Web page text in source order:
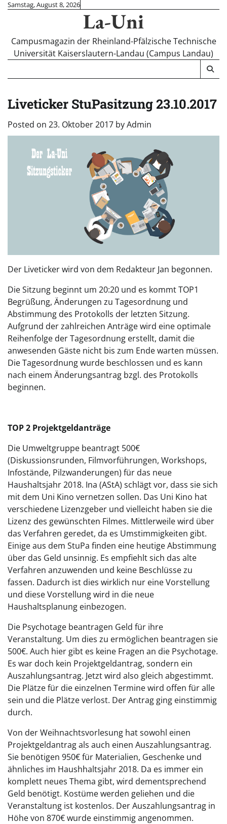
SkipSamstag, August 8, 2026
La-Uni
Campusmagazin der Rheinland-Pfälzische Technische
Universität Kaiserslautern-Landau (Campus Landau)
Liveticker StuPasitzung 23.10.2017
Posted on 23. Oktober 2017 byAdmin
Der Liveticker wird von dem Redakteur Jan begonnen.
Die Sitzung beginnt um 20:20 und es kommt TOP1
Begrüßung, Änderungen zu Tagesordnung und
Abstimmung des Protokolls der letzten Sitzung.
Aufgrund der zahlreichen Anträge wird eine optimale
Reihenfolge der Tagesordnung erstellt, damit die
anwesenden Gäste nicht bis zum Ende warten müssen.
Die Tagesordnung wurde beschlossen und es kann
nach einem Änderungsantrag bzgl. des Protokolls
beginnen.
TOP 2 Projektgeldanträge
Die Umweltgruppe beantragt 500€
(Diskussionsrunden, Filmvorführungen, Workshops,
Infostände, Pilzwanderungen) für das neue
Haushaltsjahr 2018. Ina (AStA) schlägt vor, dass sie sich
mit dem Uni Kino vernetzen sollen. Das Uni Kino hat
verschiedene Lizenzgeber und vielleicht haben sie die
Lizenz des gewünschten Filmes. Mittlerweile wird über
das Verfahren geredet, da es Umstimmigkeiten gibt.
Einige aus dem StuPa finden eine heutige Abstimmung
über das Geld unsinnig. Es empfiehlt sich das alte
Verfahren anzuwenden und keine Beschlüsse zu
fassen. Dadurch ist dies wirklich nur eine Vorstellung
und diese Vorstellung wird in die neue
Haushaltsplanung einbezogen.
Die Psychotage beantragen Geld für ihre
Veranstaltung. Um dies zu ermöglichen beantragen sie
500€. Auch hier gibt es keine Fragen an die Psychotage.
Es war doch kein Projektgeldantrag, sondern ein
Auszahlungsantrag. Jetzt wird also gleich abgestimmt.
Die Plätze für die einzelnen Termine wird offen für alle
sein und die Plätze verlost. Der Antrag ging einstimmig
durch.
Von der Weihnachtsvorlesung hat sowohl einen
Projektgeldantrag als auch einen Auszahlungsantrag.
Sie benötigen 950€ für Materialien, Geschenke und
ähnliches im Haushhaltsjahr 2018. Da es immer ein
komplett neues Thema gibt, wird dementsprechend
Geld benötigt. Kostüme werden geliehen und die
Veranstaltung ist kostenlos. Der Auszahlungsantrag in
Höhe von 870€ wurde einstimmig angenommen.